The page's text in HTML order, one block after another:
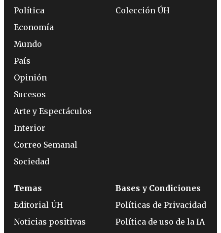
Política
Economía
Mundo
País
Opinión
Sucesos
Arte y Espectáculos
Interior
Correo Semanal
Sociedad
Colección ÚH
Temas
Editorial ÚH
Noticias positivas
Bases y Condiciones
Políticas de Privacidad
Política de uso de la IA